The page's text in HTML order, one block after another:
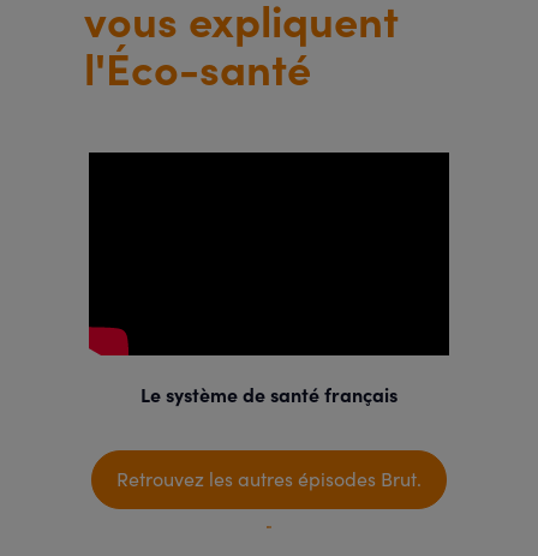
vous expliquent
l'Éco-santé
Le système de santé français
Retrouvez les autres épisodes Brut.